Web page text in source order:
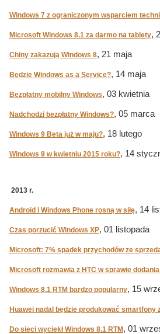
Windows 7 z ograniczonym wsparciem
Microsoft Windows 8.1 za darmo na tablety,
Chiny zakazują Windows 8, 21 maja
Będzie Windows as a Service?, 14 maja
Bezpłatny mobilny Windows, 03 kwietnia
Nadchodzi bezpłatny Windows?, 05 marca
Windows 9 Beta już w maju?, 18 lutego
Windows 9 w kwietniu 2015 roku?, 14
2013 r.
Android i Windows Phone rosną w siłę, 14
Czas porzucić Windows XP, 01 listopada
Microsoft: 7% spadek przychodów ze
Microsoft rozmawia z HTC w sprawie
Windows 8.1 RTM bardzo popularny, 15
Huawei nadal będzie produkować smartfony
Do sieci wyciekł Windows 8.1 RTM , 01